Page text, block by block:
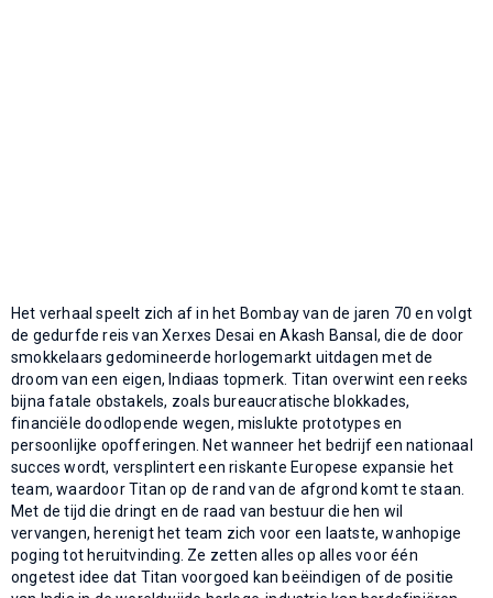
Het verhaal speelt zich af in het Bombay van de jaren 70 en volgt
de gedurfde reis van Xerxes Desai en Akash Bansal, die de door
smokkelaars gedomineerde horlogemarkt uitdagen met de
droom van een eigen, Indiaas topmerk. Titan overwint een reeks
bijna fatale obstakels, zoals bureaucratische blokkades,
financiële doodlopende wegen, mislukte prototypes en
persoonlijke opofferingen. Net wanneer het bedrijf een nationaal
succes wordt, versplintert een riskante Europese expansie het
team, waardoor Titan op de rand van de afgrond komt te staan.
Met de tijd die dringt en de raad van bestuur die hen wil
vervangen, herenigt het team zich voor een laatste, wanhopige
poging tot heruitvinding. Ze zetten alles op alles voor één
ongetest idee dat Titan voorgoed kan beëindigen of de positie